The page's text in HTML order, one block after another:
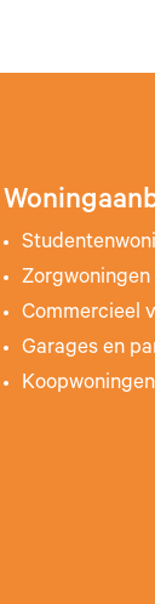
Zorgwoningen
Commercieel
Garages en
Koopwoningen